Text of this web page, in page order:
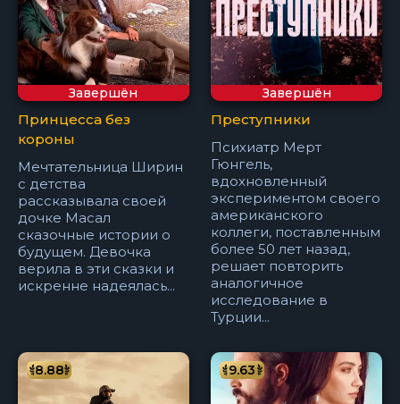
Завершён
Принцесса без
короны
Мечтательница Ширин
с детства
рассказывала своей
дочке Масал
сказочные истории о
будущем. Девочка
верила в эти сказки и
искренне надеялась...
Завершён
Преступники
Психиатр Мерт
Гюнгель,
вдохновленный
экспериментом своего
американского
коллеги, поставленным
более 50 лет назад,
решает повторить
аналогичное
исследование в
Турции...
8.88 9.63